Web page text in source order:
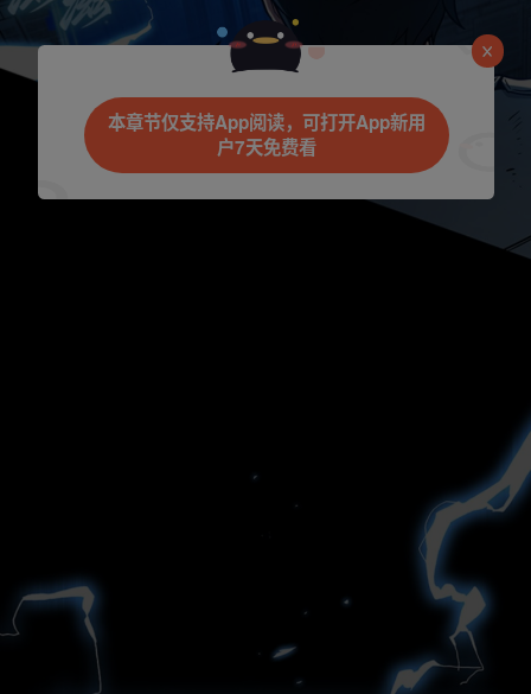
本章节仅支持App阅读，可打开App新用
户7天免费看